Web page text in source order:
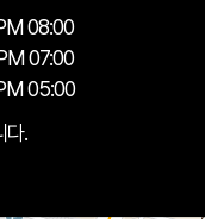
08:00
07:00
05:00
다.